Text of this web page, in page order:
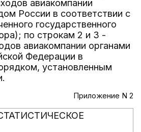
авиакомпании
России в соответствии с
государственного
по строкам 2 и 3 -
авиакомпании органами
Федерации в
установленным
Приложение N 2